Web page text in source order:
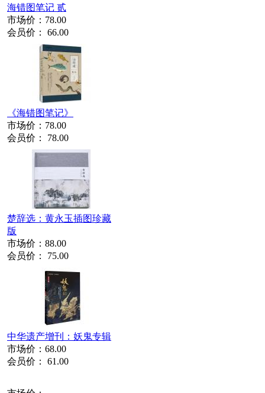
海错图笔记 贰
市场价： 78.00
会员价： 66.00
《海错图笔记》
市场价： 78.00
会员价： 78.00
楚辞选：黄永玉插图珍藏
版
市场价： 88.00
会员价： 75.00
中华遗产增刊：妖鬼专辑
市场价： 68.00
会员价： 61.00